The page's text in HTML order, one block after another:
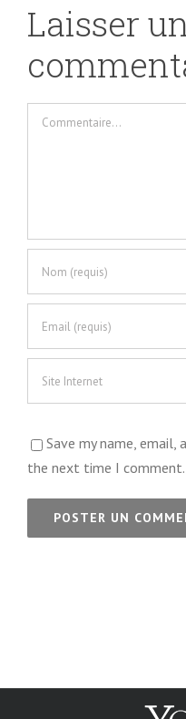
Laisser
Commentaire
Save my name,
the next time I comment.